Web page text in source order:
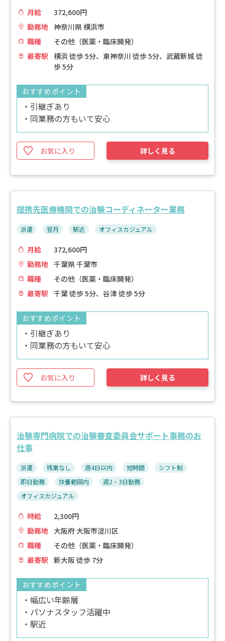
月給
372,600円
勤務地 神奈川県 横浜市
職種
その他（医薬・臨床開発）
最寄駅 横浜 徒歩 5分、東神奈川 徒歩 5分、武蔵新城 徒
歩 5分
おすすめポイント
・引継ぎあり
・同業務の方もいて安心
お気に入り 詳しく見る
提携先医療機関での治験コーディネーター業務
派遣 翌月 駅近 オフィスカジュアル
月給
372,600円
勤務地 千葉県 千葉市
職種
その他（医薬・臨床開発）
最寄駅 千葉 徒歩 5分、谷津 徒歩 5分
おすすめポイント
・引継ぎあり
・同業務の方もいて安心
お気に入り 詳しく見る
治験専門病院での治験審査委員会サポート事務のお
仕事
派遣 残業なし 週4日以内 短時間
シフト制
即日勤務
扶養範囲内
週2・3日勤務
オフィスカジュアル
時給
2,300円
勤務地 大阪府 大阪市淀川区
職種
その他（医薬・臨床開発）
最寄駅 新大阪 徒歩 7分
おすすめポイント
・幅広い年齢層
・パソナスタッフ活躍中
・駅近